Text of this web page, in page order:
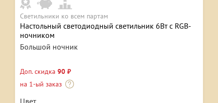
Светильники ко всем партам
Настольный светодиодный светильник 6Вт с RGB-
ночником
Большой ночник
Доп. скидка 90 ₽
на 1-ый заказ
Цвет